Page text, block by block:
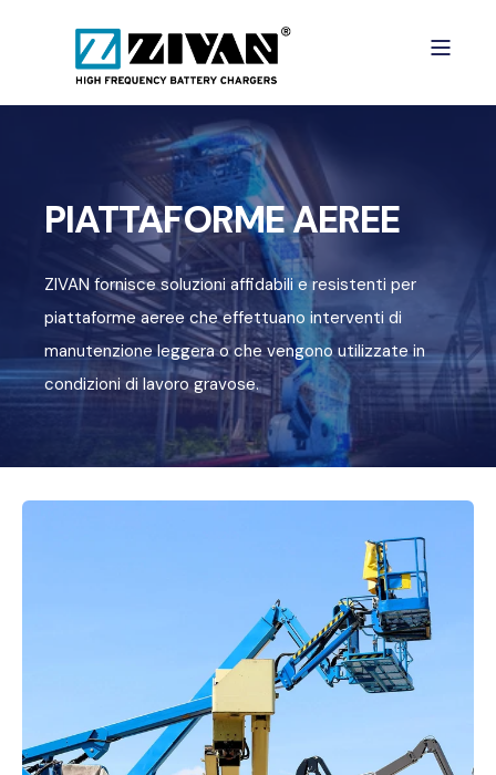
PIATTAFORME AEREE
ZIVAN fornisce soluzioni affidabili e resistenti per
piattaforme aeree che effettuano interventi di
manutenzione leggera o che vengono utilizzate in
condizioni di lavoro gravose.